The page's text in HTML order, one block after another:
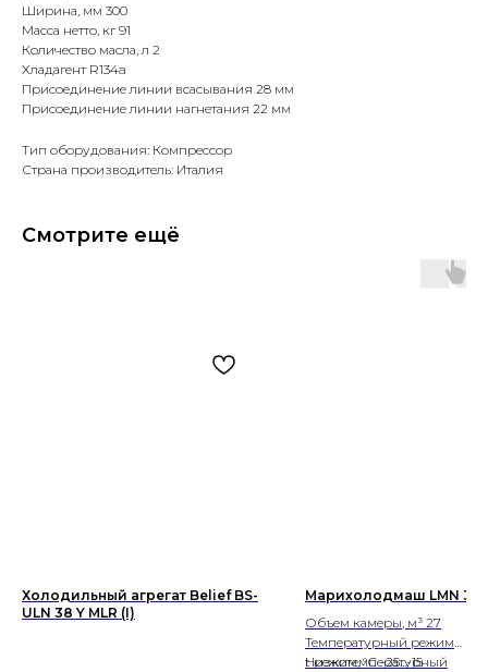
Ширина, мм 300
Масса нетто, кг 91
Количество масла, л 2
Хладагент R134a
Присоединение линии всасывания 28 мм
Присоединение линии нагнетания 22 мм
Тип оборудования: Компрессор
Страна производитель: Италия
Смотрите ещё
Холодильный агрегат Belief BS-
ULN 38 Y MLR (I)
Марихолодмаш LMN 327
Объем камеры, м³ 27
Температурный режим
Низкотемпературный
t режим, °С -25...-15